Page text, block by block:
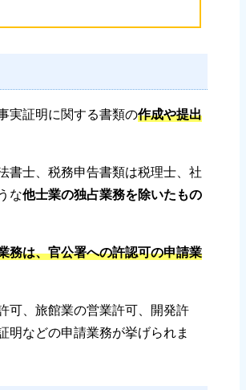
実証明に関する書類の作成や提出
士、税務申告書類は税理士、社
な他士業の独占業務を除いたもの
務は、官公署への許認可の申請業
可、旅館業の営業許可、開発許
明などの申請業務が挙げられま